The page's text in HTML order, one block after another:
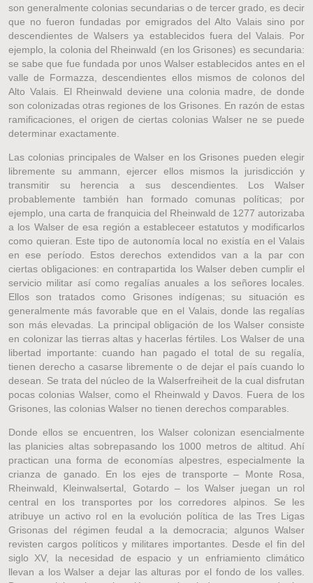
son generalmente colonias secundarias o de tercer grado, es decir
que no fueron fundadas por emigrados del Alto Valais sino por
descendientes de Walsers ya establecidos fuera del Valais. Por
ejemplo, la colonia del Rheinwald (en los Grisones) es secundaria:
se sabe que fue fundada por unos Walser establecidos antes en el
valle de Formazza, descendientes ellos mismos de colonos del
Alto Valais. El Rheinwald deviene una colonia madre, de donde
son colonizadas otras regiones de los Grisones. En razón de estas
ramificaciones, el origen de ciertas colonias Walser ne se puede
determinar exactamente.
Las colonias principales de Walser en los Grisones pueden elegir
libremente su ammann, ejercer ellos mismos la jurisdicción y
transmitir su herencia a sus descendientes. Los Walser
probablemente también han formado comunas políticas; por
ejemplo, una carta de franquicia del Rheinwald de 1277 autorizaba
a los Walser de esa región a estableceer estatutos y modificarlos
como quieran. Este tipo de autonomía local no existía en el Valais
en ese período. Estos derechos extendidos van a la par con
ciertas obligaciones: en contrapartida los Walser deben cumplir el
servicio militar así como regalías anuales a los señores locales.
Ellos son tratados como Grisones indígenas; su situación es
generalmente más favorable que en el Valais, donde las regalías
son más elevadas. La principal obligación de los Walser consiste
en colonizar las tierras altas y hacerlas fértiles. Los Walser de una
libertad importante: cuando han pagado el total de su regalía,
tienen derecho a casarse libremente o de dejar el país cuando lo
desean. Se trata del núcleo de la Walserfreiheit de la cual disfrutan
pocas colonias Walser, como el Rheinwald y Davos. Fuera de los
Grisones, las colonias Walser no tienen derechos comparables.
Donde ellos se encuentren, los Walser colonizan esencialmente
las planicies altas sobrepasando los 1000 metros de altitud. Ahí
practican una forma de economías alpestres, especialmente la
crianza de ganado. En los ejes de transporte – Monte Rosa,
Rheinwald, Kleinwalsertal, Gotardo – los Walser juegan un rol
central en los transportes por los corredores alpinos. Se les
atribuye un activo rol en la evolución política de las Tres Ligas
Grisonas del régimen feudal a la democracia; algunos Walser
revisten cargos políticos y militares importantes. Desde el fin del
siglo XV, la necesidad de espacio y un enfriamiento climático
llevan a los Walser a dejar las alturas por el fondo de los valles.